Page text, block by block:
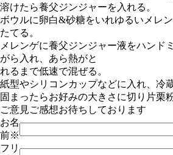
溶けたら養父ジンジャーを入れる。
ボウルに卵白&砂糖をいれゆるいメレ
たてる。
メレンゲに養父ジンジャー液をハンド
がら入れ、あら熱がと
れるまで低速で混ぜる。
紙型やシリコンカップなどに入れ、冷
固まったらお好みの大きさに切り片栗
ご意見ご感想お待ちしております
お名
前※
フリ